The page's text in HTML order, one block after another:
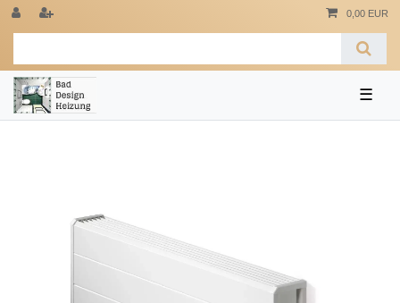
0,00 EUR
☰